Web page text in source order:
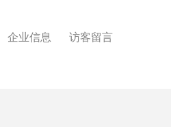
企业信息 访客留言